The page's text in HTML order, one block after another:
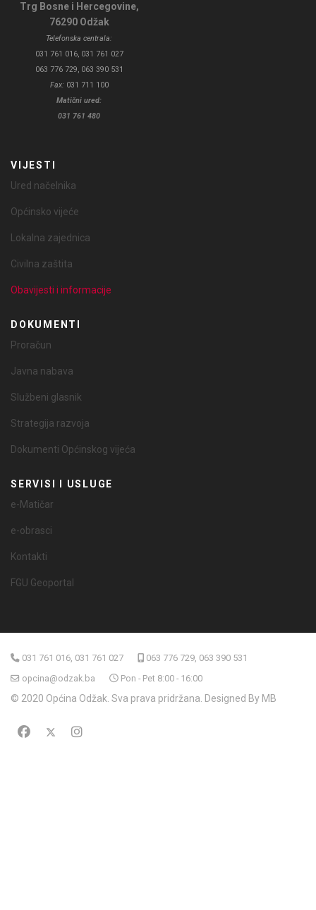
Trg Bosne i Hercegovine,
76290 Odžak
Telefonska centrala:
031 761 016, 031 761 027
063 776 729, 063 390 531
Fax: 031 711 100
Matični ured:
031 761 480
VIJESTI
Ured načelnika
Općinsko vijeće
Lokalna zajednica
Civilna zaštita
Obavijesti i informacije
DOKUMENTI
Proračun
Javna nabava
Službeni glasnik
Strategija razvoja
Dokumenti Općinskog vijeća
SERVISI I USLUGE
e-Matičar
e-obrasci
Kontakti
FGU Geoportal
031 761 016, 031 761 027
063 776 729, 063 390 531
opcina@odzak.ba
Pon - Pet 8:00 - 16:00
© 2020 Općina Odžak. Sva prava pridržana. Designed By MB